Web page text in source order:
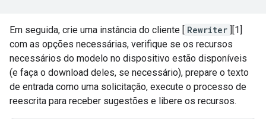
Em seguida, crie uma instância do cliente [ Rewriter ][1]
com as opções necessárias, verifique se os recursos
necessários do modelo no dispositivo estão disponíveis
(e faça o download deles, se necessário), prepare o texto
de entrada como uma solicitação, execute o processo de
reescrita para receber sugestões e libere os recursos.